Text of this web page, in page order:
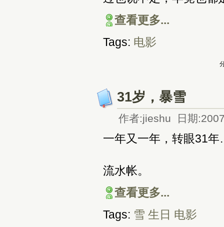
查看更多...
Tags: 电影
31岁，暴雪
作者:jieshu 日期
一年又一年，转眼31
流水帐。
查看更多...
Tags: 雪 生日 电影